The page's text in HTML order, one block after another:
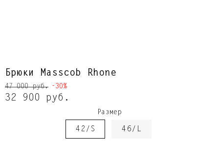
Брюки Masscob Rhone
32 900 руб.
47 000 руб. -30%
Размер
42/S 46/L